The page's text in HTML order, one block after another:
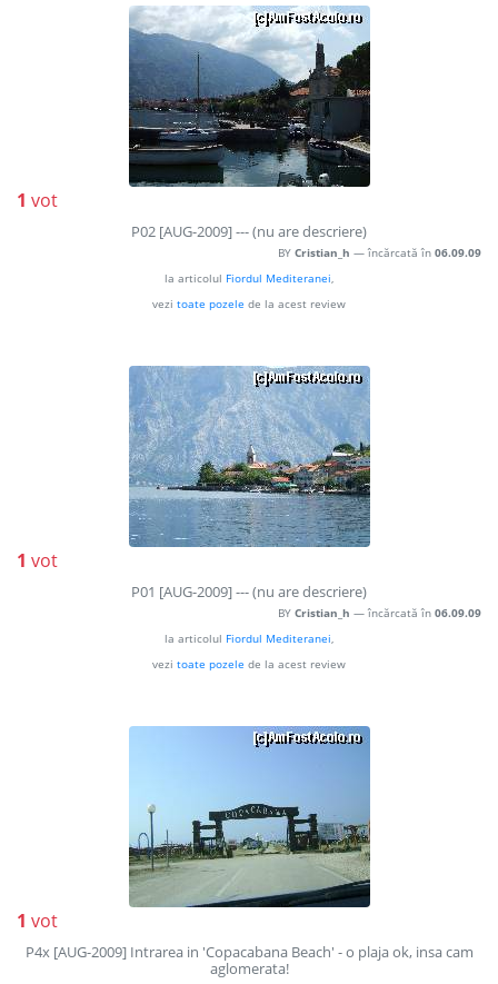
1 vot
P02 [AUG-2009] --- (nu are descriere)
BY Cristian_h — încărcată în 06.09.09
la articolul Fiordul Mediteranei,
vezi toate pozele de la acest review
1 vot
P01 [AUG-2009] --- (nu are descriere)
BY Cristian_h — încărcată în 06.09.09
la articolul Fiordul Mediteranei,
vezi toate pozele de la acest review
1 vot
P4x [AUG-2009] Intrarea in 'Copacabana Beach' - o plaja ok, insa cam
aglomerata!